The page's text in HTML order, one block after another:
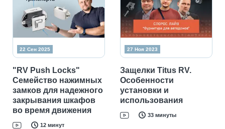
22 Сен 2025
"RV Push Locks"
Семейство нажимных
замков для надежного
закрывания шкафов
во время движения
12 минут
27 Ноя 2023
Защелки Titus RV.
Особенности
установки и
использования
33 минуты